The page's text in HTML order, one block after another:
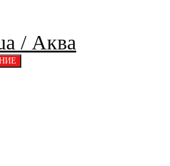
/ Аква